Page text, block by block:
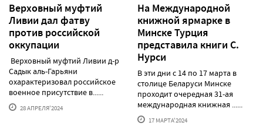
Верховный муфтий
Ливии дал фатву
против российской
оккупации
Верховный муфтий Ливии д-р
Садык аль-Гарьяни
охарактеризовал российское
военное присутствие в......
28 АПРЕЛЯ'2024
На Международной
книжной ярмарке в
Минске Турция
представила книги С.
Нурси
В эти дни с 14 по 17 марта в
столице Беларуси Минске
проходит очередная 31-ая
международная книжная ......
17 МАРТА'2024